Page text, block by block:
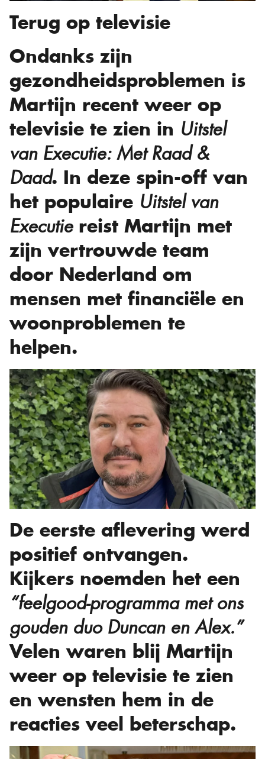
Terug op televisie
Ondanks zijn
gezondheidsproblemen is
Martijn recent weer op
televisie te zien in Uitstel
van Executie: Met Raad &
Daad. In deze spin-off van
het populaire Uitstel van
Executiereist Martijn met
zijn vertrouwde team
door Nederland om
mensen met financiële en
woonproblemen te
helpen.
De eerste aflevering werd
positief ontvangen.
Kijkers noemden het een
“feelgood-programma met ons
gouden duo Duncan en Alex.”
Velen waren blij Martijn
weer op televisie te zien
en wensten hem in de
reacties veel beterschap.